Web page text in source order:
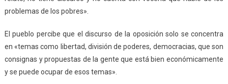
problemas de los pobres».
El pueblo percibe que el discurso de la oposición solo se concentra
en «temas como libertad, división de poderes, democracias, que son
consignas y propuestas de la gente que está bien económicamente
y se puede ocupar de esos temas».